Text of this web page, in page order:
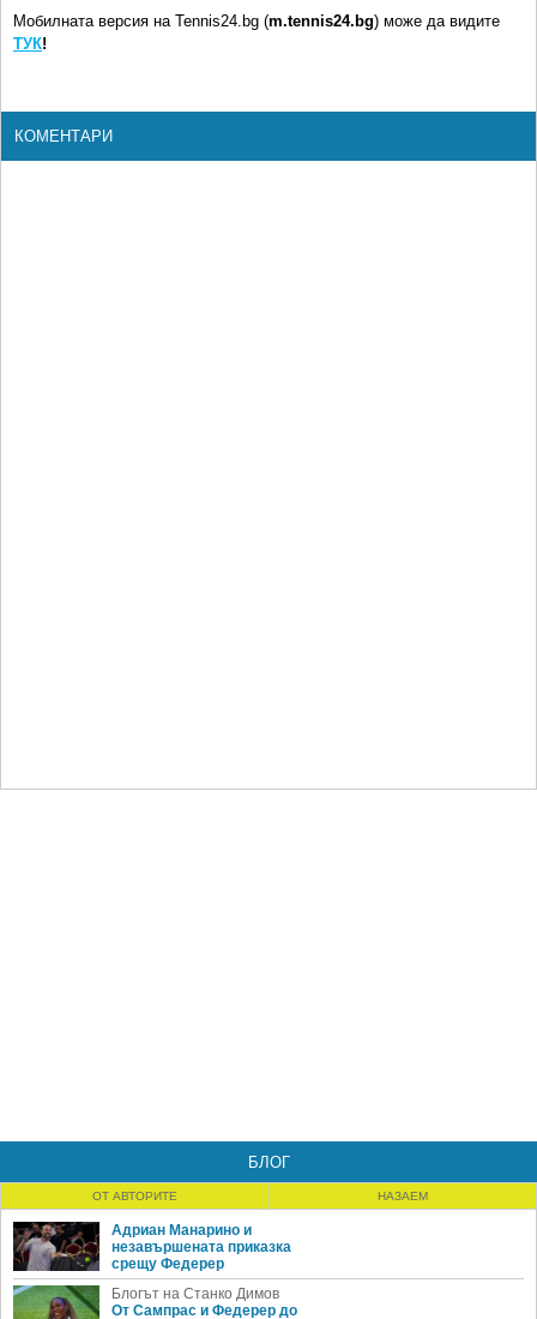
Мобилната версия на Tennis24.bg (m.tennis24.bg) може да видите
ТУК!
КОМЕНТАРИ
БЛОГ
ОТ АВТОРИТЕ НАЗАЕМ
Адриан Манарино и
незавършената приказка
срещу Федерер
Блогът на Станко Димов
От Сампрас и Федерер до